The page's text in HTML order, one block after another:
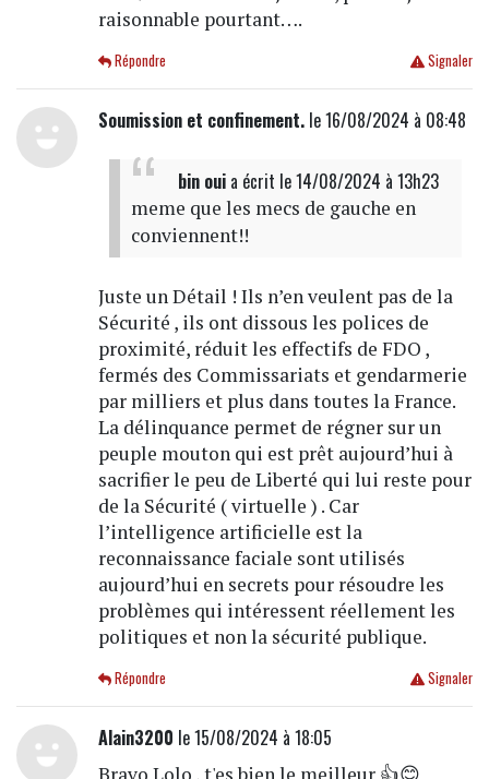
raisonnable pourtant….
Signaler
Répondre
Soumission et confinement.le 16/08/2024 à 08:48
bin ouia écrit le 14/08/2024 à 13h23
meme que les mecs de gauche en
conviennent!!
Juste un Détail ! Ils n’en veulent pas de la
Sécurité , ils ont dissous les polices de
proximité, réduit les effectifs de FDO ,
fermés des Commissariats et gendarmerie
par milliers et plus dans toutes la France.
La délinquance permet de régner sur un
peuple mouton qui est prêt aujourd’hui à
sacrifier le peu de Liberté qui lui reste pour
de la Sécurité ( virtuelle ) . Car
l’intelligence artificielle est la
reconnaissance faciale sont utilisés
aujourd’hui en secrets pour résoudre les
problèmes qui intéressent réellement les
politiques et non la sécurité publique.
Signaler
Répondre
Alain3200 le 15/08/2024 à 18:05